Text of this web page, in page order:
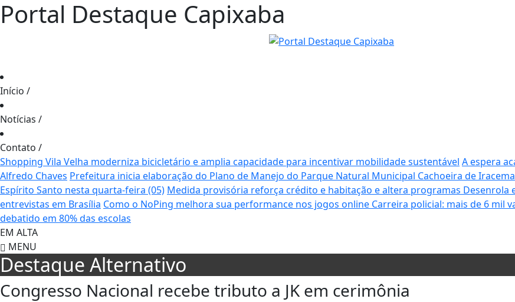
Portal Destaque Capixaba
Início /
Notícias /
Contato /
Shopping Vila Velha moderniza bicicletário e amplia capacidade para incentivar mobilidade sustentável A espera
Alfredo Chaves Prefeitura inicia elaboração do Plano de Manejo do Parque Natural Municipal Cachoeira de Iracema
Espírito Santo nesta quarta-feira (05) Medida provisória reforça crédito e habitação e altera programas Desenrola
entrevistas em Brasília Como o NoPing melhora sua performance nos jogos online Carreira policial: mais de 6 mil
debatido em 80% das escolas
EM ALTA
MENU
Destaque Alternativo
Congresso Nacional recebe tributo a JK em cerimônia